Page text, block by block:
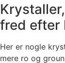
fred efter
Her er nogle
mere ro og